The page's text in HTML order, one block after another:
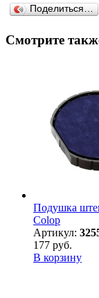
Поделиться…
Смотрите
Подушка
Colop
Артикул:
177 руб.
В корзину